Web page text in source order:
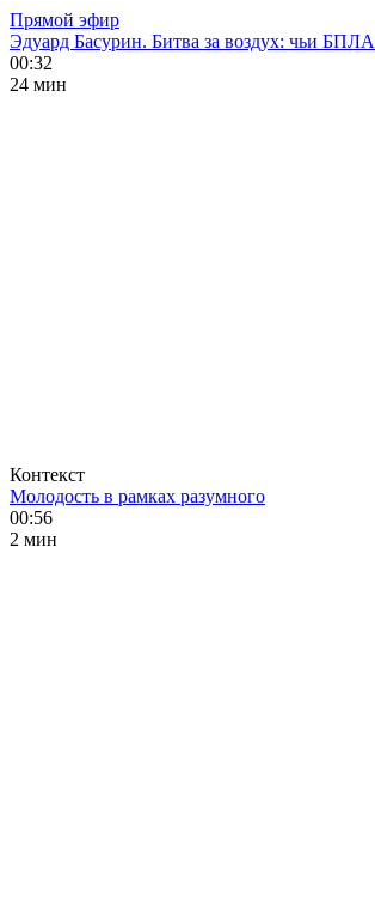
Прямой эфир
Эдуард Басурин. Битва за воздух: чьи БПЛА
00:32
24 мин
Контекст
Молодость в рамках разумного
00:56
2 мин